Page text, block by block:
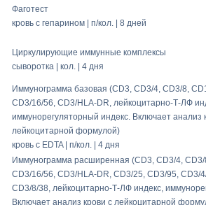
Фаготест
кровь с гепарином | п/кол. | 8 дней
Циркулирующие иммунные комплексы
сыворотка | кол. | 4 дня
Иммунограмма базовая (CD3, CD3/4, CD3/8,
CD3/16/56, CD3/HLA-DR, лейкоцитарно-Т-ЛФ
иммунорегуляторный индекс. Включает анализ
лейкоцитарной формулой)
кровь с EDTA | п/кол. | 4 дня
Иммунограмма расширенная (CD3, CD3/4,
CD3/16/56, CD3/HLA-DR, CD3/25, CD3/95, CD3/
CD3/8/38, лейкоцитарно-Т-ЛФ индекс,
Включает анализ крови с лейкоцитарной